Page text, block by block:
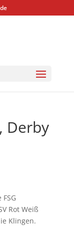
Derby
Rot Weiß
Klingen.